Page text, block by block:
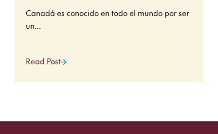
Canadá es conocido en todo el mundo por ser
un…
Read Post